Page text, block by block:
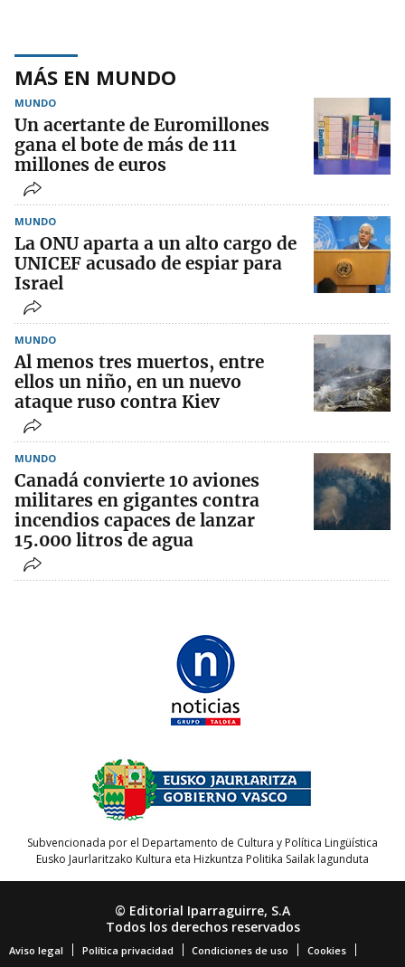
MÁS EN MUNDO
MUNDO
Un acertante de Euromillones
gana el bote de más de 111
millones de euros
MUNDO
La ONU aparta a un alto cargo de
UNICEF acusado de espiar para
Israel
MUNDO
Al menos tres muertos, entre
ellos un niño, en un nuevo
ataque ruso contra Kiev
MUNDO
Canadá convierte 10 aviones
militares en gigantes contra
incendios capaces de lanzar
15.000 litros de agua
Subvencionada por el Departamento de Cultura y Política Lingüística
Eusko Jaurlaritzako Kultura eta Hizkuntza Politika Sailak lagunduta
© Editorial Iparraguirre, S.A
Todos los derechos reservados
Aviso legal Política privacidad Condiciones de uso Cookies